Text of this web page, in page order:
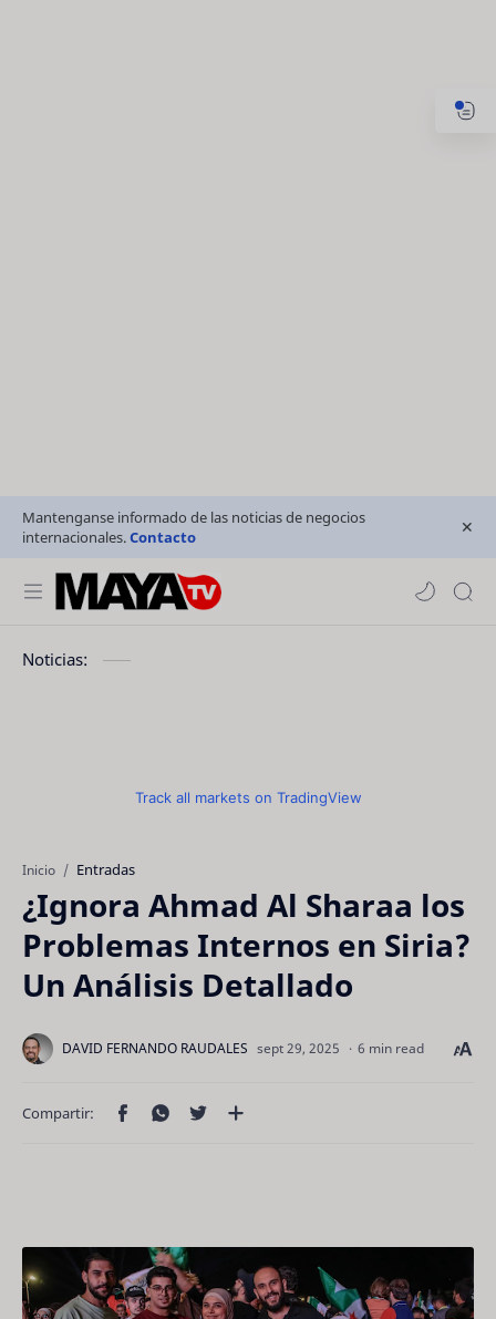
Mantenganse informado de las noticias de negocios
internacionales.Contacto
Noticias:
Track all markets on TradingView
Inicio Entradas
¿Ignora Ahmad Al Sharaa los
Problemas Internos en Siria?
Un Análisis Detallado
6 min read